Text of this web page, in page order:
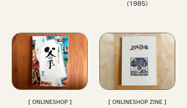
（1985）
【 ONLINESHOP 】 【 ONLINESHOP ZINE 】